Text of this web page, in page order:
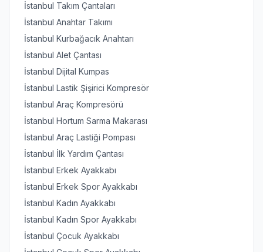
İstanbul Takım Çantaları
İstanbul Anahtar Takımı
İstanbul Kurbağacık Anahtarı
İstanbul Alet Çantası
İstanbul Dijital Kumpas
İstanbul Lastik Şişirici Kompresör
İstanbul Araç Kompresörü
İstanbul Hortum Sarma Makarası
İstanbul Araç Lastiği Pompası
İstanbul İlk Yardım Çantası
İstanbul Erkek Ayakkabı
İstanbul Erkek Spor Ayakkabı
İstanbul Kadın Ayakkabı
İstanbul Kadın Spor Ayakkabı
İstanbul Çocuk Ayakkabı